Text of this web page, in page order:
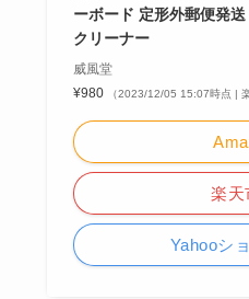
ーボード 定形外郵便発
クリーナー
威風堂
¥980
（2023/12/05 15:07時点 |
楽天
Yahooシ